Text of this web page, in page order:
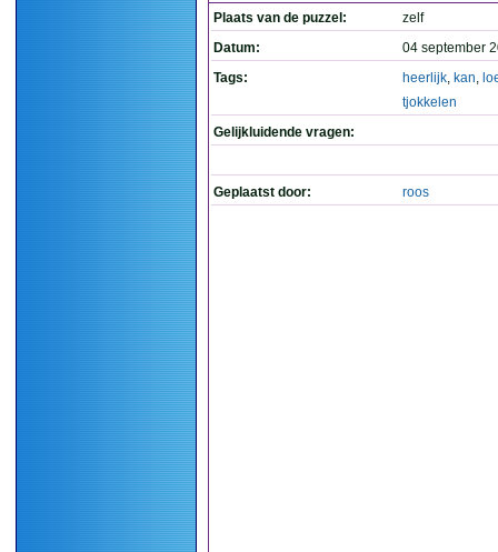
Plaats van de puzzel:
zelf
Datum:
04 september
Tags:
heerlijk, kan,
tjokkelen
Gelijkluidende vragen:
Geplaatst door: roos